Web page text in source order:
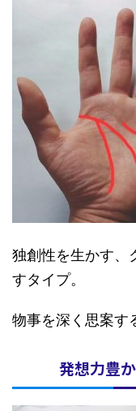
独創性を生かす、
すタイプ。
物事を深く思案す
発想力豊